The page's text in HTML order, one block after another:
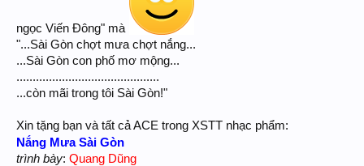
ngọc Viến Đông" mà
"...Sài Gòn chợt mưa chợt nắng...
...Sài Gòn con phố mơ mộng...
............................................
...còn mãi trong tôi Sài Gòn!"
Xin tặng bạn và tất cả ACE trong XSTT nhạc phẩm:
Nắng Mưa Sài Gòn
trình bày: Quang Dũng